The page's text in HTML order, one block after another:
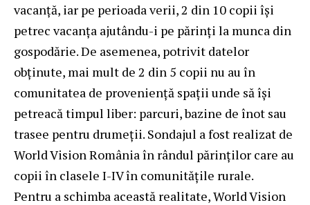
vacanță, iar pe perioada verii, 2 din 10 copii își
petrec vacanța ajutându-i pe părinți la munca din
gospodărie. De asemenea, potrivit datelor
obținute, mai mult de 2 din 5 copii nu au în
comunitatea de proveniență spații unde să își
petreacă timpul liber: parcuri, bazine de înot sau
trasee pentru drumeții. Sondajul a fost realizat de
World Vision România în rândul părinților care au
copii în clasele I-IV în comunitățile rurale.
Pentru a schimba această realitate, World Vision